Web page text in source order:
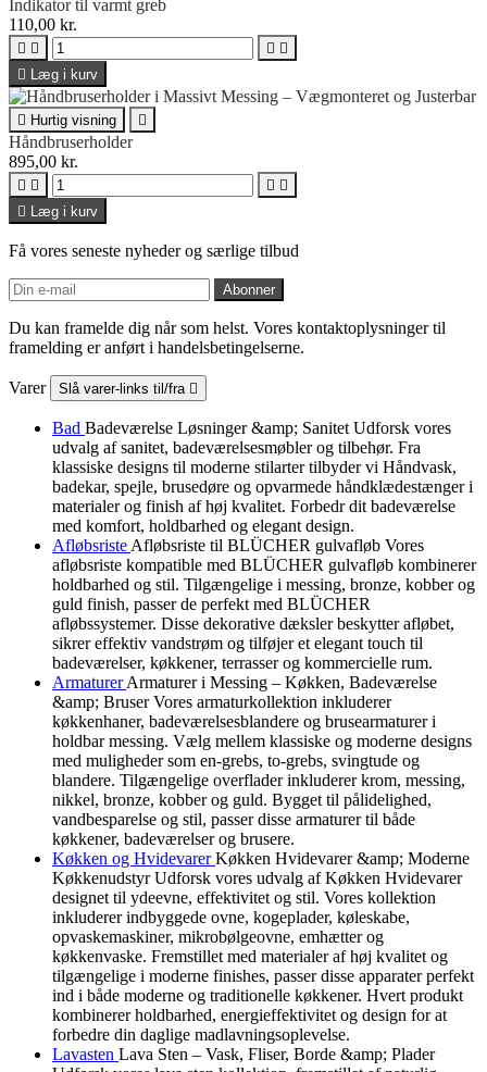
Indikator til varmt greb
110,00 kr.
   
 Læg i kurv
 Hurtig visning 
Håndbruserholder
895,00 kr.
   
 Læg i kurv
Få vores seneste nyheder og særlige tilbud
Du kan framelde dig når som helst. Vores kontaktoplysninger til
framelding er anført i handelsbetingelserne.
Varer Slå varer-links til/fra 
Bad Badeværelse Løsninger &amp; Sanitet Udforsk vores
udvalg af sanitet, badeværelsesmøbler og tilbehør. Fra
klassiske designs til moderne stilarter tilbyder vi Håndvask,
badekar, spejle, brusedøre og opvarmede håndklædestænger i
materialer og finish af høj kvalitet. Forbedr dit badeværelse
med komfort, holdbarhed og elegant design.
Afløbsriste Afløbsriste til BLÜCHER gulvafløb Vores
afløbsriste kompatible med BLÜCHER gulvafløb kombinerer
holdbarhed og stil. Tilgængelige i messing, bronze, kobber og
guld finish, passer de perfekt med BLÜCHER
afløbssystemer. Disse dekorative dæksler beskytter afløbet,
sikrer effektiv vandstrøm og tilføjer et elegant touch til
badeværelser, køkkener, terrasser og kommercielle rum.
ArmaturerArmaturer i Messing – Køkken, Badeværelse
&amp; Bruser Vores armaturkollektion inkluderer
køkkenhaner, badeværelsesblandere og brusearmaturer i
holdbar messing. Vælg mellem klassiske og moderne designs
med muligheder som en-grebs, to-grebs, svingtude og
blandere. Tilgængelige overflader inkluderer krom, messing,
nikkel, bronze, kobber og guld. Bygget til pålidelighed,
vandbesparelse og stil, passer disse armaturer til både
køkkener, badeværelser og brusere.
Køkken og HvidevarerKøkken Hvidevarer &amp; Moderne
Køkkenudstyr Udforsk vores udvalg af Køkken Hvidevarer
designet til ydeevne, effektivitet og stil. Vores kollektion
inkluderer indbyggede ovne, kogeplader, køleskabe,
opvaskemaskiner, mikrobølgeovne, emhætter og
køkkenvaske. Fremstillet med materialer af høj kvalitet og
tilgængelige i moderne finishes, passer disse apparater perfekt
ind i både moderne og traditionelle køkkener. Hvert produkt
kombinerer holdbarhed, energieffektivitet og design for at
forbedre din daglige madlavningsoplevelse.
Lavasten Lava Sten – Vask, Fliser, Borde &amp; Plader